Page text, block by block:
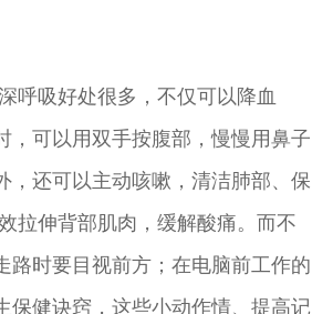
吸好处很多，不仅可以降血
，可以用双手按腹部，慢慢用鼻子
，还可以主动咳嗽，清洁肺部、保
伸背部肌肉，缓解酸痛。而不
路时要目视前方；在电脑前工作的
保健诀窍，这些小动作情、提高记